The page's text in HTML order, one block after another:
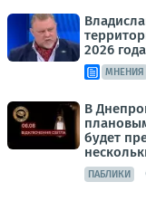
2026 года
МНЕНИЯ
В
будет
ПАБЛИКИ